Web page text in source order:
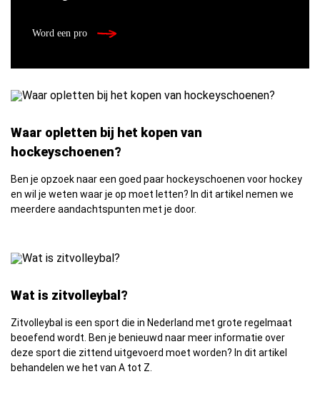
Word een pro
Waar opletten bij het kopen van
hockeyschoenen?
Ben je opzoek naar een goed paar hockeyschoenen voor hockey
en wil je weten waar je op moet letten? In dit artikel nemen we
meerdere aandachtspunten met je door.
Wat is zitvolleybal?
Zitvolleybal is een sport die in Nederland met grote regelmaat
beoefend wordt. Ben je benieuwd naar meer informatie over
deze sport die zittend uitgevoerd moet worden? In dit artikel
behandelen we het van A tot Z.